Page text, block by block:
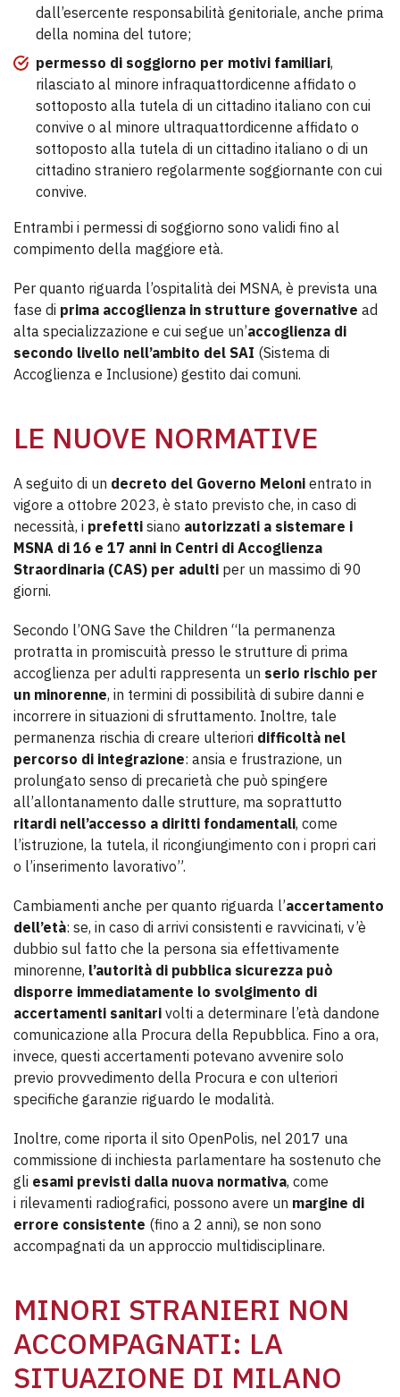
dall’esercente responsabilità genitoriale, anche prima
della nomina del tutore;
permesso di soggiorno per motivi familiari,
rilasciato al minore infraquattordicenne affidato o
sottoposto alla tutela di un cittadino italiano con cui
convive o al minore ultraquattordicenne affidato o
sottoposto alla tutela di un cittadino italiano o di un
cittadino straniero regolarmente soggiornante con cui
convive.
Entrambi i permessi di soggiorno sono validi fino al
compimento della maggiore età.
Per quanto riguarda l’ospitalità dei MSNA, è prevista una
fase di prima accoglienza in strutture governative ad
alta specializzazione e cui segue un’accoglienza di
secondo livello nell’ambito del SAI (Sistema di
Accoglienza e Inclusione) gestito dai comuni.
LE NUOVE NORMATIVE
A seguito di un decreto del Governo Meloni entrato in
vigore a ottobre 2023, è stato previsto che, in caso di
necessità, i prefetti siano autorizzati a sistemare i
MSNA di 16 e 17 anni in Centri di Accoglienza
Straordinaria (CAS) per adulti per un massimo di 90
giorni.
Secondo l’ONG Save the Children “la permanenza
protratta in promiscuità presso le strutture di prima
accoglienza per adulti rappresenta un serio rischio per
un minorenne, in termini di possibilità di subire danni e
incorrere in situazioni di sfruttamento. Inoltre, tale
permanenza rischia di creare ulteriori difficoltà nel
percorso di integrazione: ansia e frustrazione, un
prolungato senso di precarietà che può spingere
all’allontanamento dalle strutture, ma soprattutto
ritardi nell’accesso a diritti fondamentali, come
l’istruzione, la tutela, il ricongiungimento con i propri cari
o l’inserimento lavorativo”.
Cambiamenti anche per quanto riguarda l’accertamento
dell’età: se, in caso di arrivi consistenti e ravvicinati, v’è
dubbio sul fatto che la persona sia effettivamente
minorenne, l’autorità di pubblica sicurezza può
disporre immediatamente lo svolgimento di
accertamenti sanitari volti a determinare l’età dandone
comunicazione alla Procura della Repubblica. Fino a ora,
invece, questi accertamenti potevano avvenire solo
previo provvedimento della Procura e con ulteriori
specifiche garanzie riguardo le modalità.
Inoltre, come riporta il sito OpenPolis, nel 2017 una
commissione di inchiesta parlamentare ha sostenuto che
gli esami previsti dalla nuova normativa, come
i rilevamenti radiografici, possono avere un margine di
errore consistente (fino a 2 anni), se non sono
accompagnati da un approccio multidisciplinare.
MINORI STRANIERI NON
ACCOMPAGNATI: LA
SITUAZIONE DI MILANO